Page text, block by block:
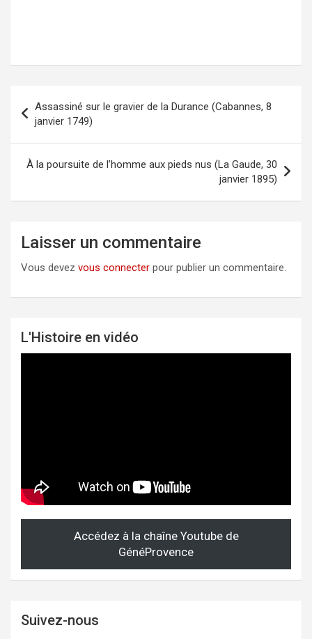
Navigation
l’article
Assassiné sur le gravier de la Durance (Cabannes, 8
janvier 1749)
À la poursuite de l’homme aux pieds nus (La Gaude, 30
janvier 1895)
Laisser un commentaire
Vous devez vous connecter pour publier un commentaire.
L'Histoire en vidéo
Accédez à la chaîne Youtube de
GénéProvence
Suivez-nous